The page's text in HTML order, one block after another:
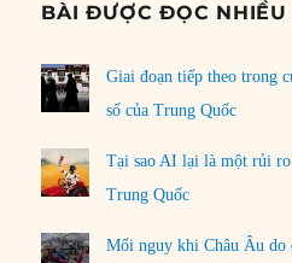
BÀI ĐƯỢC ĐỌC NHIỀU
Giai đoạn tiếp theo trong
số của Trung Quốc
Tại sao AI lại là một rủi
Trung Quốc
Mối nguy khi Châu Âu do